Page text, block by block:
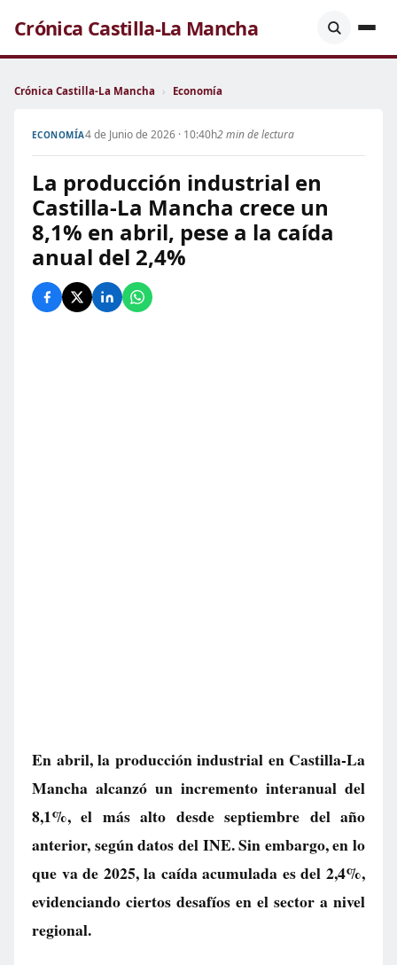
Crónica Castilla-La Mancha
Crónica Castilla-La Mancha › Economía
ECONOMÍA4 de Junio de 2026 · 10:40h2 min de lectura
La producción industrial en
Castilla-La Mancha crece un
8,1% en abril, pese a la caída
anual del 2,4%
En abril, la producción industrial en Castilla-La
Mancha alcanzó un incremento interanual del
8,1%, el más alto desde septiembre del año
anterior, según datos del INE. Sin embargo, en lo
que va de 2025, la caída acumulada es del 2,4%,
evidenciando ciertos desafíos en el sector a nivel
regional.